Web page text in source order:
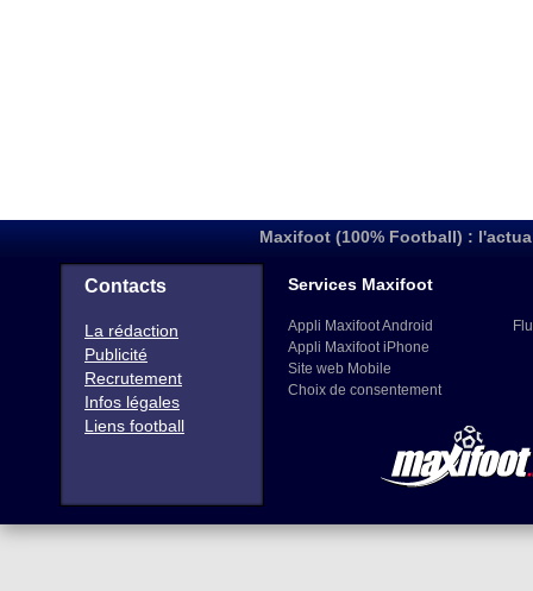
Maxifoot (100% Football) :
Contacts
La rédaction
Publicité
Recrutement
Infos légales
Liens football
Services Maxifoot
Appli Maxifoot Android
Appli Maxifoot iPhone
Site web Mobile
Choix de consentement